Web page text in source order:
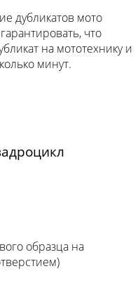
дубликатов мото
что
на мототехнику и
минут.